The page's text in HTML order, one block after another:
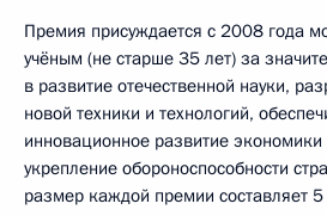
Премия присуждается с 2008 года
учёным (не старше 35 лет) за
в развитие отечественной науки,
новой техники и технологий,
инновационное развитие
укрепление обороноспособности
размер каждой премии составляет